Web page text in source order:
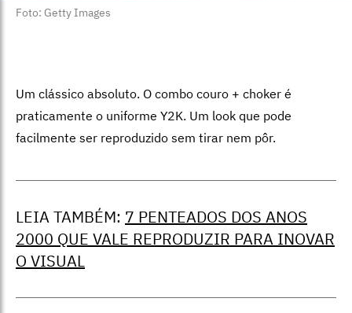
Foto: Getty Images
Um clássico absoluto. O combo couro + choker é
praticamente o uniforme Y2K. Um look que pode
facilmente ser reproduzido sem tirar nem pôr.
LEIA TAMBÉM: 7 PENTEADOS DOS ANOS
2000 QUE VALE REPRODUZIR PARA INOVAR
O VISUAL